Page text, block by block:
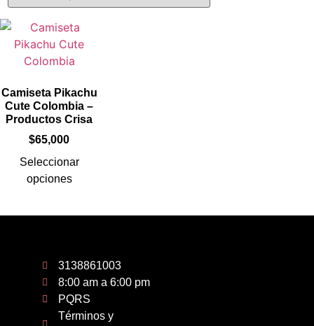
Camiseta Pikachu
Cute Colombia –
Productos Crisa
$65,000
Seleccionar
opciones
3138861003
8:00 am a 6:00 pm
PQRS
Términos y